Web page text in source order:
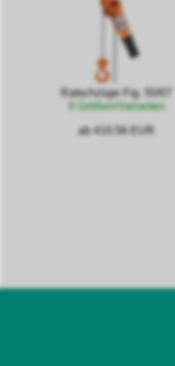
Ratschzüge Fig. 50/07
9 Größen/Varianten
ab 410,56 EUR